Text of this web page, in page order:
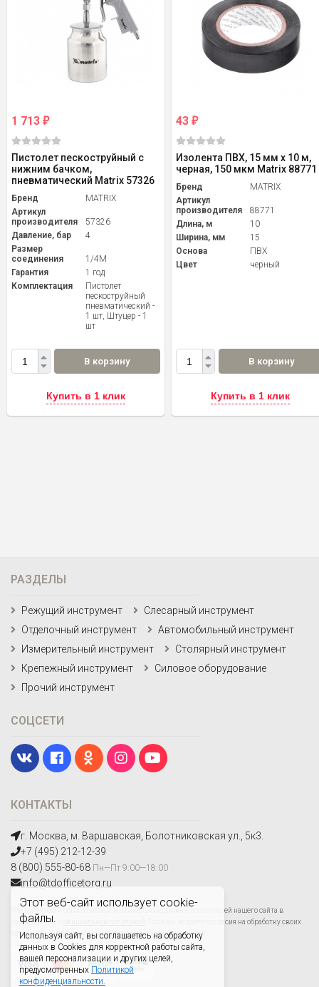
Этот веб-сайт использует cookie-
файлы.
Используя сайт, вы соглашаетесь на обработку
данных в Cookies для корректной работы сайта,
вашей персонализации и других целей,
предусмотренных Политикой
конфиденциальности.
1 713 ₽
Пистолет пескоструйный с
нижним бачком,
пневматический Matrix 57326
Бренд
MATRIX
Артикул
производителя
57326
Давление, бар
4
Размер
соединения
1/4M
Гарантия
1 год
Комплектация
Пистолет
пескоструйный
пневматический -
1 шт, Штуцер - 1
шт
В корзину
Купить в 1 клик
43 ₽
Изолента ПВХ, 15 мм х 10 м,
черная, 150 мкм Matrix 88771
Бренд
MATRIX
Артикул
производителя
88771
Длина, м
10
Ширина, мм
15
Основа
ПВХ
Цвет
черный
В корзину
Купить в 1 клик
КОНТАКТЫ
г. Москва, м. Варшавская, Болотниковская ул., 5к3.
+7 (495) 212-12-39
8 (800) 555-80-68 Пн—Пт 9:00—18:00
info@tdofficetorg.ru
Мы получаем и обрабатываем персональные данные посетителей нашего сайта в
соответствии с
. Если вы не даете согласия на обработку своих
персональных данных,вам необходимо покинуть наш сайт.
РАЗДЕЛЫ
Режущий инструмент
Слесарный инструмент
Отделочный инструмент
Автомобильный инструмент
Измерительный инструмент
Столярный инструмент
Крепежный инструмент
Силовое оборудование
Прочий инструмент
СОЦСЕТИ